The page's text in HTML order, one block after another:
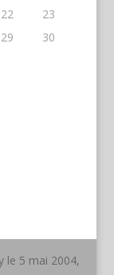
22
23
29
30
le 5 mai 2004,